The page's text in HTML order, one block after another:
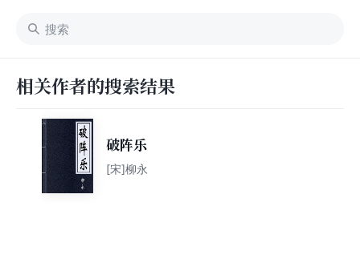
相关作者的搜索结果
破阵乐
[宋]柳永